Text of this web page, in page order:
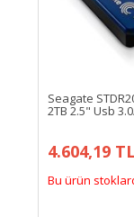
Seagate
2TB 2.5" Usb
4.604,19 TL
Bu ürün